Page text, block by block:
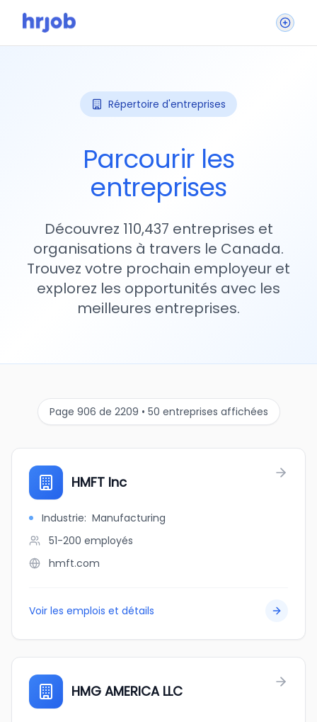
Répertoire d'entreprises
Parcourir les
entreprises
Découvrez 110,437 entreprises et
organisations à travers le Canada.
Trouvez votre prochain employeur et
explorez les opportunités avec les
meilleures entreprises.
Page 906 de 2209 • 50 entreprises affichées
HMFT Inc
Industrie: Manufacturing
51-200 employés
hmft.com
Voir les emplois et détails
HMG AMERICA LLC